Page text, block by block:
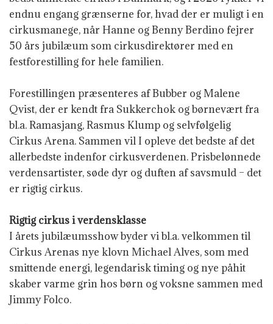
endnu engang grænserne for, hvad der er muligt i en
cirkusmanege, når Hanne og Benny Berdino fejrer
50 års jubilæum som cirkusdirektører med en
festforestilling for hele familien.
Forestillingen præsenteres af Bubber og Malene
Qvist, der er kendt fra Sukkerchok og børnevært fra
bl.a. Ramasjang, Rasmus Klump og selvfølgelig
Cirkus Arena. Sammen vil I opleve det bedste af det
allerbedste indenfor cirkusverdenen. Prisbelønnede
verdensartister, søde dyr og duften af savsmuld – det
er rigtig cirkus.
Rigtig cirkus i verdensklasse
I årets jubilæumsshowbyder vi bl.a. velkommen til
Cirkus Arenas nye klovn Michael Alves, som med
smittende energi, legendarisk timing og nye påhit
skaber varme grin hos børn og voksne sammen med
Jimmy Folco.